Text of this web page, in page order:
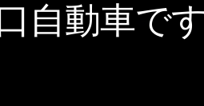
自動車で